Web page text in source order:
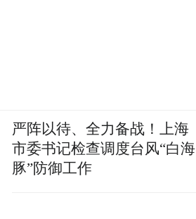
严阵以待、全力备战！上海
市委书记检查调度台风“白海
豚”防御工作